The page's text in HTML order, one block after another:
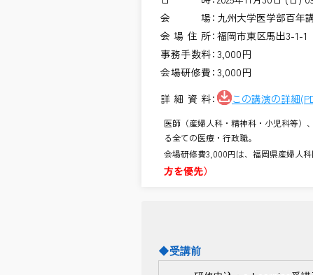
会場 九州大学医学部百年
会場住所 福岡市東区馬出3-1-1
事務手数料 3,000円
会場研修費 3,000円
詳細資料
この講演の詳細
医師（産婦人科・精神科・小児科等）
る全ての医療・行政職。
会場研修費3,000円は、福岡県産婦人
方を優先）
◆受講前